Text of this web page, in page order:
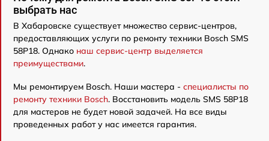
выбрать нас
В Хабаровске существует множество сервис-центров,
предоставляющих услуги по ремонту техники Bosch SMS
58P18. Однако наш сервис-центр выделяется
преимуществами.
Мы ремонтируем Bosch. Наши мастера - специалисты по
ремонту техники Bosch. Восстановить модель SMS 58P18
для мастеров не будет новой задачей. На все виды
проведенных работ у нас имеется гарантия.